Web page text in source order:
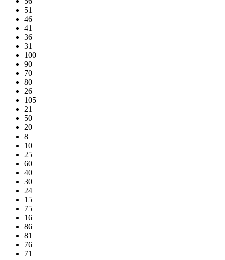
51
46
41
36
31
100
90
70
80
26
105
21
50
20
8
10
25
60
40
30
24
15
75
16
86
81
76
71